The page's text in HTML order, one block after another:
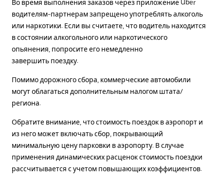
Во время выполнения заказов через приложение Uber
водителям-партнерам запрещено употреблять алкоголь
или наркотики. Если вы считаете, что водитель находится
в состоянии алкогольного или наркотического
опьянения, попросите его немедленно
завершить поездку.
Помимо дорожного сбора, коммерческие автомобили
могут облагаться дополнительным налогом штата/
региона.
Обратите внимание, что стоимость поездок в аэропорт и
из него может включать сбор, покрывающий
минимальную цену парковки в аэропорту. В случае
применения динамических расценок стоимость поездки
рассчитывается с учетом повышающих коэффициентов.